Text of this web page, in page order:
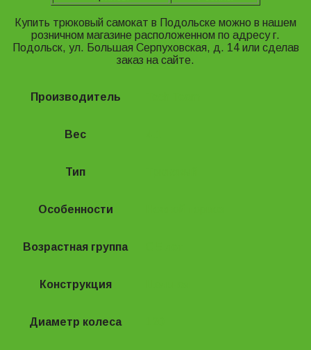
Купить трюковый самокат в Подольске можно в нашем
розничном магазине расположенном по адресуг.
Подольск, ул. Большая Серпуховская, д. 14 или сделав
заказ на сайте.
Производитель
Вес
Тип
Особенности
Возрастная группа
Конструкция
Диаметр колеса